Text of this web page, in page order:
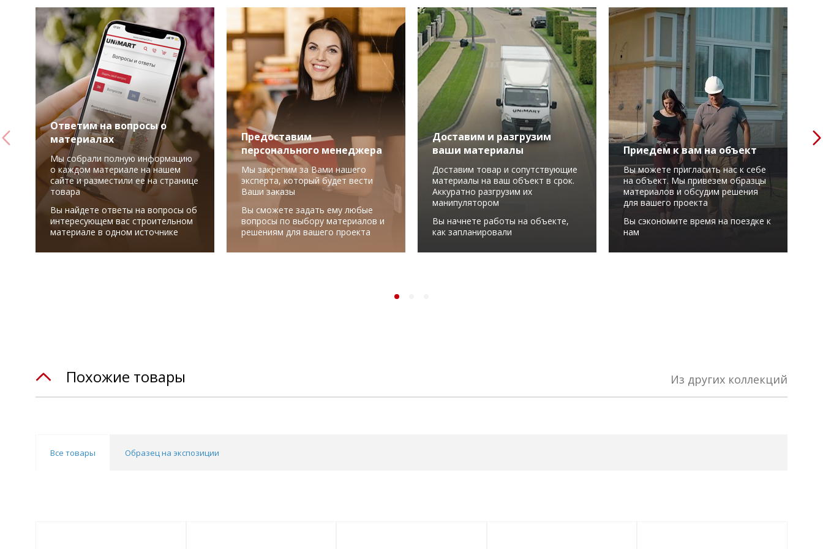
Ответим на вопросы о
материалах
Мы собрали полную информацию
о каждом материале на нашем
сайте и разместили ее на странице
товара
Вы найдете ответы на вопросы об
интересующем вас строительном
материале в одном источнике
Предоставим
персонального менеджера
Мы закрепим за Вами нашего
эксперта, который будет вести
Ваши заказы
Вы сможете задать ему любые
вопросы по выбору материалов и
решениям для вашего проекта
Доставим и разгрузим
ваши материалы
Доставим товар и сопутствующие
материалы на ваш объект в срок.
Аккуратно разгрузим их
манипулятором
Вы начнете работы на объекте,
как запланировали
Приедем к вам на объект
Вы можете пригласить нас к себе
на объект. Мы привезем образцы
материалов и обсудим решения
для вашего проекта
Вы сэкономите время на поездке к
нам
Из других коллекций
Похожие товары
Все товары Образец на экспозиции